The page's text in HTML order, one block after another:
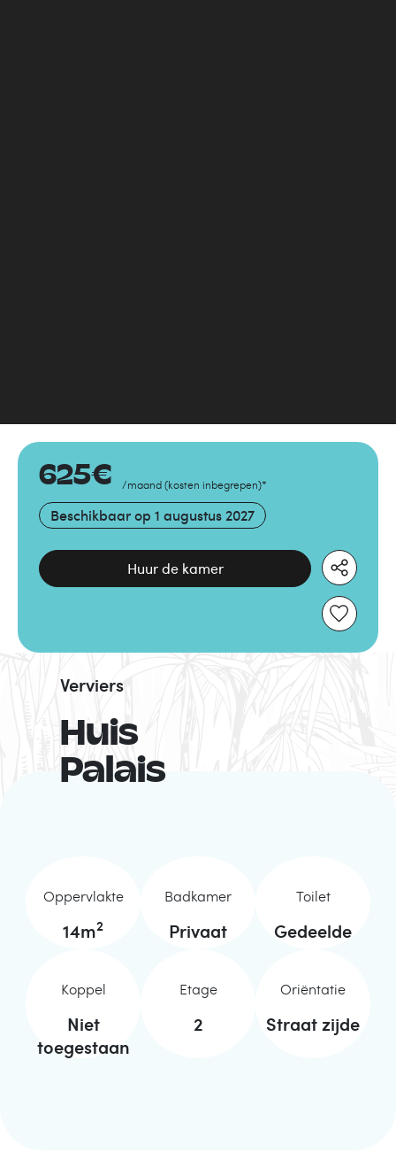
625€ /maand (kosten inbegrepen)*
Beschikbaar op 1 augustus 2027
Huur de kamer
Huis
Palais
Verviers
Oppervlakte
14m2
Badkamer
Privaat
Toilet
Gedeelde
Koppel
Niet
toegestaan
Etage
2
Oriëntatie
Straat zijde